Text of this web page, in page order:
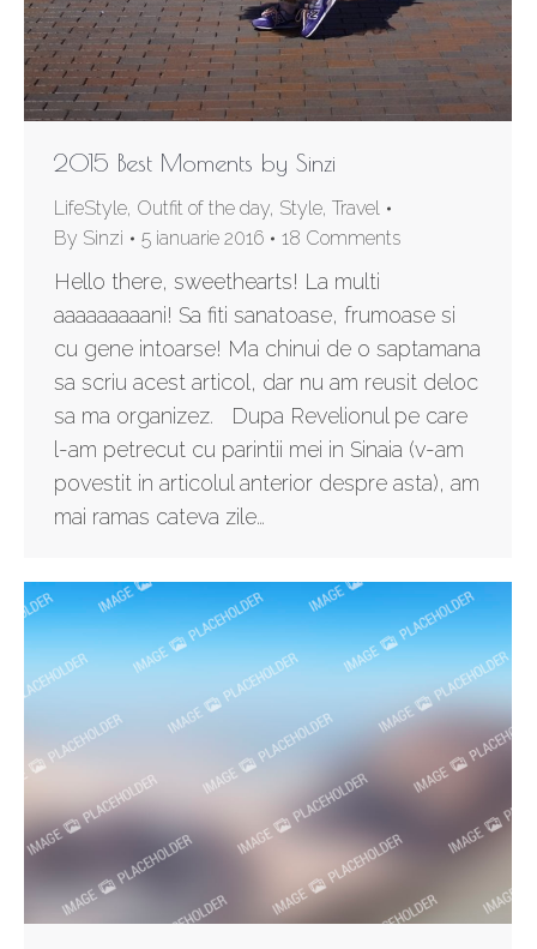
2015 Best Moments by Sinzi
LifeStyle, Outfit of the day, Style, Travel
By Sinzi 5 ianuarie 2016 18 Comments
Hello there, sweethearts! La multi
aaaaaaaaani! Sa fiti sanatoase, frumoase si
cu gene intoarse! Ma chinui de o saptamana
sa scriu acest articol, dar nu am reusit deloc
sa ma organizez. Dupa Revelionul pe care
l-am petrecut cu parintii mei in Sinaia (v-am
povestit in articolul anterior despre asta), am
mai ramas cateva zile…